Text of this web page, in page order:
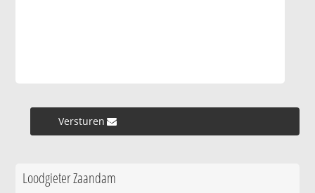
Versturen »
Loodgieter Zaandam